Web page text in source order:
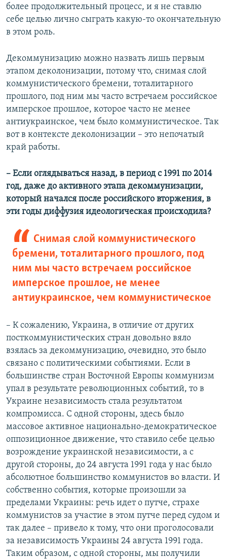
более продолжительный процесс, и я не ставлю
себе целью лично сыграть какую-то окончательную
в этом роль.
Декоммунизацию можно назвать лишь первым
этапом деколонизации, потому что, снимая слой
коммунистического бремени, тоталитарного
прошлого, под ним мы часто встречаем российское
имперское прошлое, которое часто не менее
антиукраинское, чем было коммунистическое. Так
вот в контексте деколонизации – это непочатый
край работы.
– Если оглядываться назад, в период с 1991 по 2014
год, даже до активного этапа декоммунизации,
который начался после российского вторжения, в
эти годы диффузия идеологическая происходила?
Снимая слой коммунистического
бремени, тоталитарного прошлого, под
ним мы часто встречаем российское
имперское прошлое, не менее
антиукраинское, чем коммунистическое
– К сожалению, Украина, в отличие от других
посткоммунистических стран довольно вяло
взялась за декоммунизацию, очевидно, это было
связано с политическими событиями. Если в
большинстве стран Восточной Европы коммунизм
упал в результате революционных событий, то в
Украине независимость стала результатом
компромисса. С одной стороны, здесь было
массовое активное национально-демократическое
оппозиционное движение, что ставило себе целью
возрождение украинской независимости, а с
другой стороны, до 24 августа 1991 года у нас было
абсолютное большинство коммунистов во власти. И
собственно события, которые произошли за
пределами Украины: речь идет о путче, страхе
коммунистов за участие в этом путче перед судом и
так далее – привело к тому, что они проголосовали
за независимость Украины 24 августа 1991 года.
Таким образом, с одной стороны, мы получили